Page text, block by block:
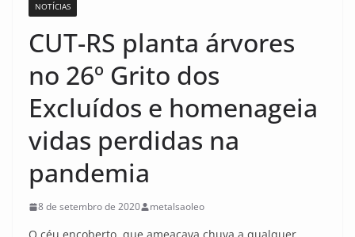
NOTÍCIAS
CUT-RS planta árvores
no 26º Grito dos
Excluídos e homenageia
vidas perdidas na
pandemia
8 de setembro de 2020 metalsaoleo